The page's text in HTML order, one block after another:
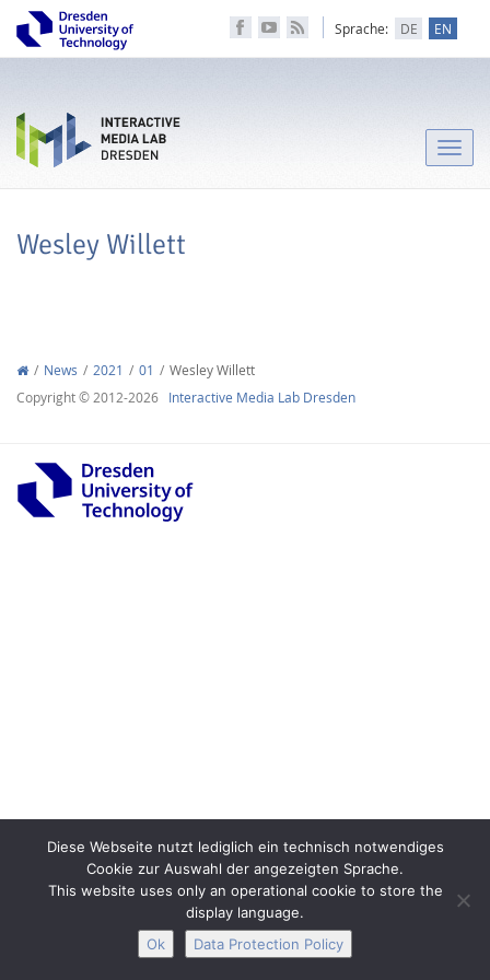
Sprache: DE EN
Toggle
Wesley Willett
News 2021 01
Wesley Willett
Copyright © 2012-2026 Interactive Media Lab Dresden
Diese Webseite nutzt lediglich ein technisch notwendiges
Cookie zur Auswahl der angezeigten Sprache.
This website uses only an operational cookie to store the
display language.
Ok
Data Protection Policy